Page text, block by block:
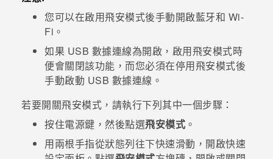
VIVELAND您可以在啟用飛安模式後手動開啟藍牙和 Wi-
Fi 。
如果 USB 數據連線為開啟，啟用飛安模式時
便會關閉該功能，而您必須在停用飛安模式後
手動啟動 USB 數據連線。
若要開關飛安模式，請執行下列其中一個步驟：
按住電源鍵，然後點選飛安模式 。
用兩根手指從狀態列往下快速滑動，開啟快速